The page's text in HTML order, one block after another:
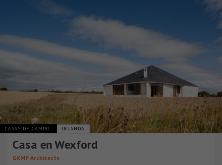
CASAS DE CAMPO IRLANDA
Casa en Wexford
GKMP Architects